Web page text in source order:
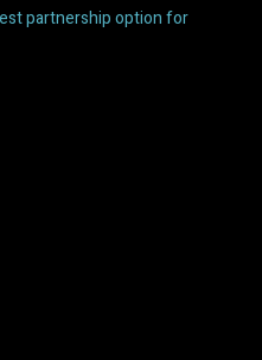
partnership option for